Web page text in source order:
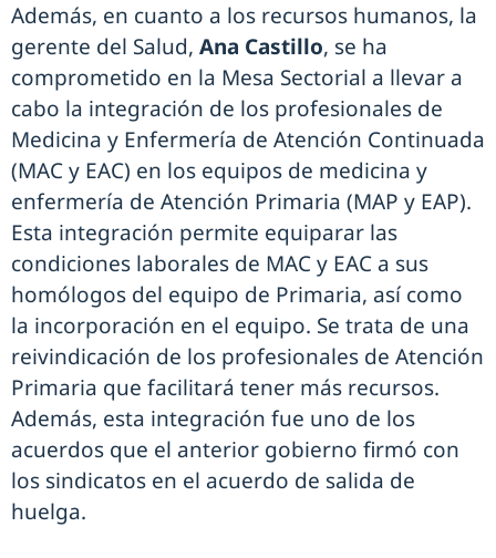
Además, en cuanto a los recursos humanos, la
gerente del Salud, Ana Castillo, se ha
comprometido en la Mesa Sectorial a llevar a
cabo la integración de los profesionales de
Medicina y Enfermería de Atención Continuada
(MAC y EAC) en los equipos de medicina y
enfermería de Atención Primaria (MAP y EAP).
Esta integración permite equiparar las
condiciones laborales de MAC y EAC a sus
homólogos del equipo de Primaria, así como
la incorporación en el equipo. Se trata de una
reivindicación de los profesionales de Atención
Primaria que facilitará tener más recursos.
Además, esta integración fue uno de los
acuerdos que el anterior gobierno firmó con
los sindicatos en el acuerdo de salida de
huelga.